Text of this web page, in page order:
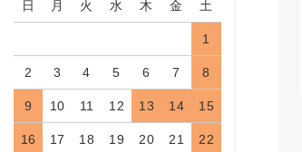
日 月 火 水 木 金 土
1
2 3 4 5 6 7 8
9 10 11 12 13 14 15
16 17 18 19 20 21 22